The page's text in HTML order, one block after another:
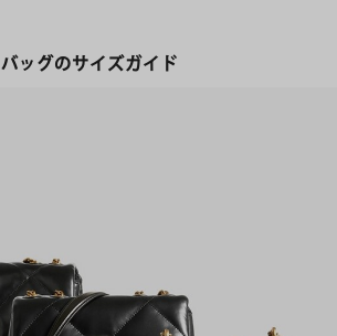
バッグのサイズガイド